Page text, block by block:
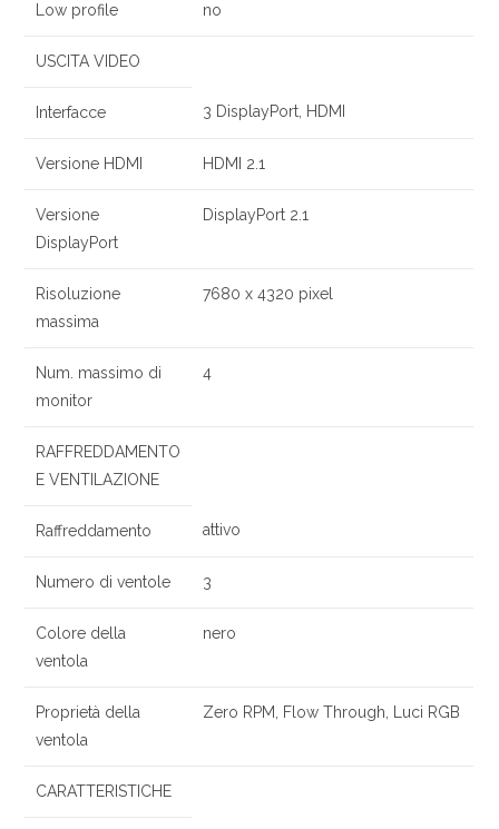
Low profile no
USCITA VIDEO
Interfacce 3 DisplayPort, HDMI
Versione HDMI HDMI 2.1
Versione
DisplayPort
DisplayPort 2.1
Risoluzione
massima
7680 x 4320 pixel
Num. massimo di
monitor
4
RAFFREDDAMENTO
E VENTILAZIONE
Raffreddamento attivo
Numero di ventole 3
Colore della
ventola
nero
Proprietà della
ventola
Zero RPM, Flow Through, Luci RGB
CARATTERISTICHE